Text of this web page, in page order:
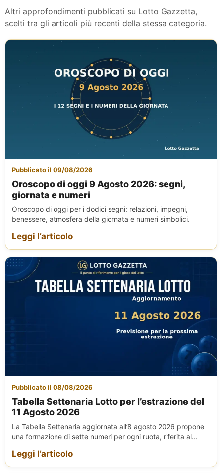
Altri approfondimenti pubblicati su Lotto Gazzetta,
scelti tra gli articoli più recenti della stessa categoria.
Pubblicato il 09/08/2026
Oroscopo di oggi 9 Agosto 2026: segni,
giornata e numeri
Oroscopo di oggi per i dodici segni: relazioni, impegni,
benessere, atmosfera della giornata e numeri simbolici.
Leggi l’articolo
Pubblicato il 08/08/2026
Tabella Settenaria Lotto per l’estrazione del
11 Agosto 2026
La Tabella Settenaria aggiornata all’8 agosto 2026 propone
una formazione di sette numeri per ogni ruota, riferita al...
Leggi l’articolo